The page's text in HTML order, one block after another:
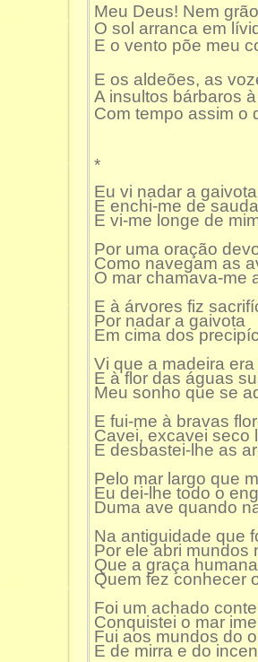
Meu Deus! Nem
O sol arranca em
E o vento põe meu
E os aldeões, as
A insultos bárbaros
Com tempo assim o
*
Eu vi nadar a gaivota
E enchi-me de
E vi-me longe de
Por uma oração
Como navegam as
O mar chamava-me
E à árvores fiz
Por nadar a gaivota
Em cima dos
Vi que a madeira
E à flor das águas
Meu sonho que se
E fui-me à bravas
Cavei, excavei seco
E desbastei-lhe as
Pelo mar largo que
Eu dei-lhe todo o
Duma ave quando
Na antiguidade que
Por ele abri mundos
Que a graça
Quem fez conhecer
Foi um achado
Conquistei o mar
Fui aos mundos do
E de mirra e do